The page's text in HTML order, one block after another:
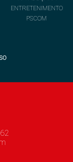
ENTRETENIMENTO
PSCOM